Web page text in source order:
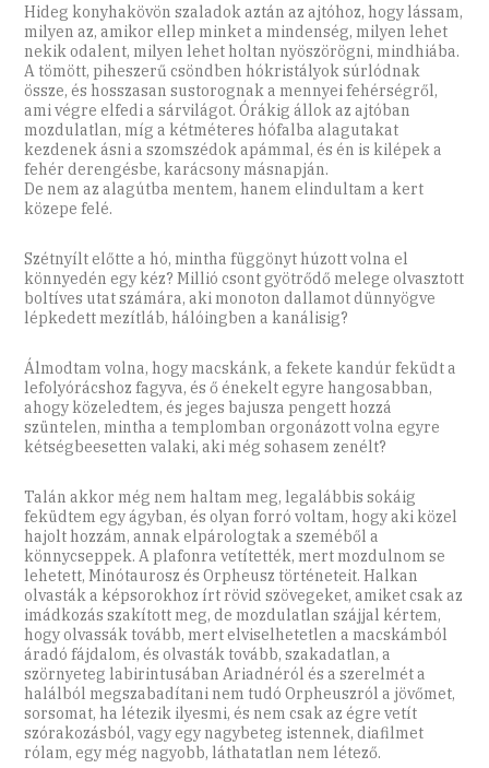
Hideg konyhakövön szaladok aztán az ajtóhoz, hogy lássam,
milyen az, amikor ellep minket a mindenség, milyen lehet
nekik odalent, milyen lehet holtan nyöszörögni, mindhiába.
A tömött, piheszerű csöndben hókristályok súrlódnak
össze, és hosszasan sustorognak a mennyei fehérségről,
ami végre elfedi a sárvilágot. Órákig állok az ajtóban
mozdulatlan, míg a kétméteres hófalba alagutakat
kezdenek ásni a szomszédok apámmal, és én is kilépek a
fehér derengésbe, karácsony másnapján.
De nem az alagútba mentem, hanem elindultam a kert
közepe felé.
Szétnyílt előtte a hó, mintha függönyt húzott volna el
könnyedén egy kéz? Millió csont gyötrődő melege olvasztott
boltíves utat számára, aki monoton dallamot dünnyögve
lépkedett mezítláb, hálóingben a kanálisig?
Álmodtam volna, hogy macskánk, a fekete kandúr feküdt a
lefolyórácshoz fagyva, és ő énekelt egyre hangosabban,
ahogy közeledtem, és jeges bajusza pengett hozzá
szüntelen, mintha a templomban orgonázott volna egyre
kétségbeesetten valaki, aki még sohasem zenélt?
Talán akkor még nem haltam meg, legalábbis sokáig
feküdtem egy ágyban, és olyan forró voltam, hogy aki közel
hajolt hozzám, annak elpárologtak a szeméből a
könnycseppek. A plafonra vetítették, mert mozdulnom se
lehetett, Minótaurosz és Orpheusz történeteit. Halkan
olvasták a képsorokhoz írt rövid szövegeket, amiket csak az
imádkozás szakított meg, de mozdulatlan szájjal kértem,
hogy olvassák tovább, mert elviselhetetlen a macskámból
áradó fájdalom, és olvasták tovább, szakadatlan, a
szörnyeteg labirintusában Ariadnéról és a szerelmét a
halálból megszabadítani nem tudó Orpheuszról a jövőmet,
sorsomat, ha létezik ilyesmi, és nem csak az égre vetít
szórakozásból, vagy egy nagybeteg istennek, diafilmet
rólam, egy még nagyobb, láthatatlan nem létező.